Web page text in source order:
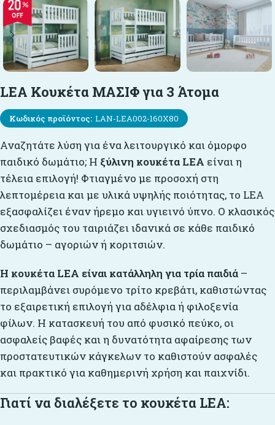
LEA Κουκέτα ΜΑΣΙΦ για 3 Άτομα
Κωδικός προϊόντος: LAN-LEA002-160X80
Αναζητάτε λύση για ένα λειτουργικό και όμορφο
παιδικό δωμάτιο; Η ξύλινη κουκέτα LEA είναι η
τέλεια επιλογή! Φτιαγμένο με προσοχή στη
λεπτομέρεια και με υλικά υψηλής ποιότητας, το LEA
εξασφαλίζει έναν ήρεμο και υγιεινό ύπνο. Ο κλασικός
σχεδιασμός του ταιριάζει ιδανικά σε κάθε παιδικό
δωμάτιο – αγοριών ή κοριτσιών.
Η κουκέτα LEA είναι κατάλληλη για τρία παιδιά –
περιλαμβάνει συρόμενο τρίτο κρεβάτι, καθιστώντας
το εξαιρετική επιλογή για αδέλφια ή φιλοξενία
φίλων. Η κατασκευή του από φυσικό πεύκο, οι
ασφαλείς βαφές και η δυνατότητα αφαίρεσης των
προστατευτικών κάγκελων το καθιστούν ασφαλές
και πρακτικό για καθημερινή χρήση και παιχνίδι.
Γιατί να διαλέξετε το κουκέτα LEA: